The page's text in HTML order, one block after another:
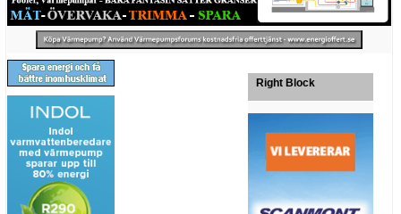
Right Block